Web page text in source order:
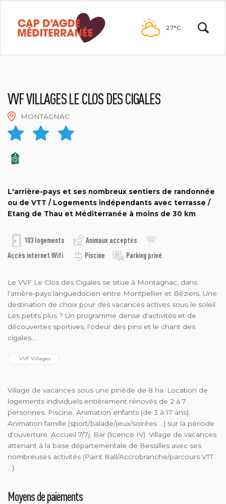
contenu
27°C
VVF VILLAGES LE CLOS DES CIGALES
MONTAGNAC
L'arrière-pays et ses nombreux sentiers de randonnée
ou de VTT / Logements indépendants avec terrasse /
Etang de Thau et Méditerranée à moins de 30 km
103 logements
Animaux acceptés
Accès internet Wifi
Piscine Parking privé
Le VVF Le Clos des Cigales se situe à Montagnac, dans
l'arrière-pays languedocien entre Montpellier et Béziers. Une
destination de choix pour des vacances actives sous le soleil.
Les petits plus ? Un programme dense d'activités et de
découvertes sportives, l'odeur des pins et le chant des
cigales...
  VVF Villages
Village de vacances sous une pinède de 8 ha. Location de
logements individuels entièrement rénovés de 2 à 7
personnes. Piscine. Animation enfants (de 3 à 17 ans).
Animation famille (sport/balade/jeux/soirées ...) sur la période
d'ouverture. Accueil 7/7j. Bar (licence IV). Village de vacances
attenant à la base départementale de Bessilles avec ses
nombreuses activités (Paint Ball/Accrobranche/parcours VTT
...).
Moyens de paiements